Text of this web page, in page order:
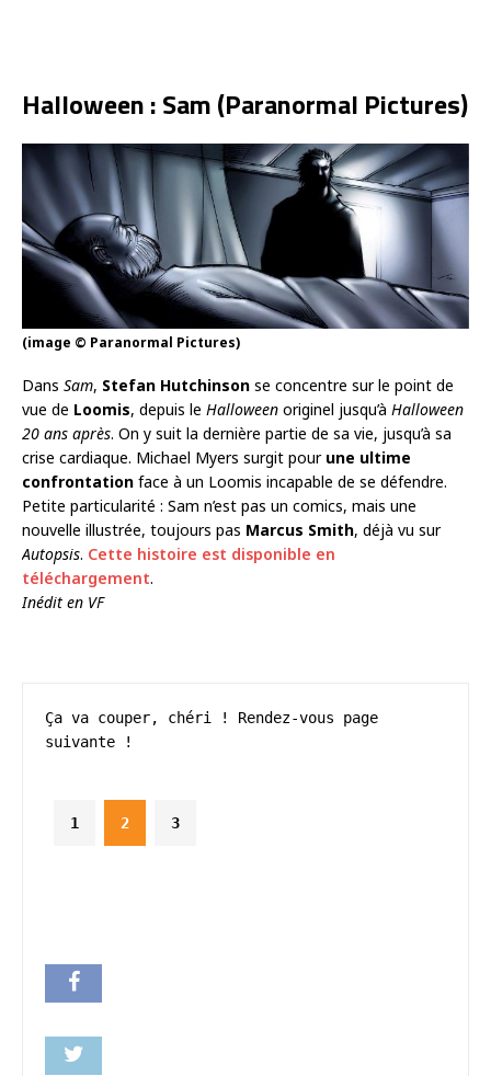
Halloween : Sam (Paranormal Pictures)
(image © Paranormal Pictures)
Dans Sam, Stefan Hutchinson se concentre sur le point de
vue de Loomis, depuis le Halloween originel jusqu’à Halloween
20 ans après. On y suit la dernière partie de sa vie, jusqu’à sa
crise cardiaque. Michael Myers surgit pour une ultime
confrontation face à un Loomis incapable de se défendre.
Petite particularité : Sam n’est pas un comics, mais une
nouvelle illustrée, toujours pas Marcus Smith, déjà vu sur
Autopsis. Cette histoire est disponible en
téléchargement.
Inédit en VF
Ça va couper, chéri ! Rendez-vous page
suivante !
1 2 3